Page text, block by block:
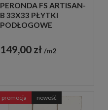
PERONDA FS ARTISAN-
B 33X33 PŁYTKI
PODŁOGOWE
149,00 zł m2
promocja nowość